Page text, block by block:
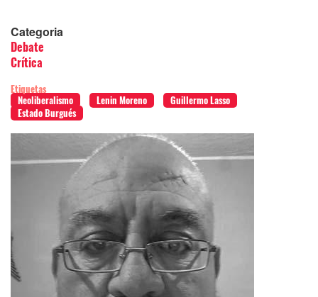
Categoria
Debate
Crítica
Etiquetas
Neoliberalismo
Lenin Moreno
Guillermo Lasso
Estado Burgués